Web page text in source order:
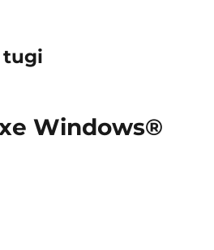
tugi
Windows®